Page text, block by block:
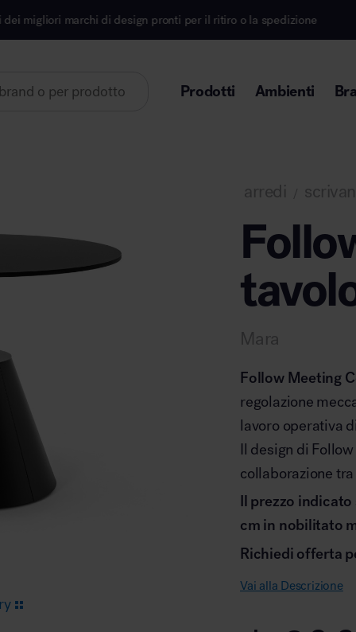
di design pronti per il ritiro o la spedizione
Prodotti Ambienti
Area direzionale
Arredo area reception
arredi
Mara
Follow Meeting
regolazione
lavoro operativa
Il design di
collaborazione
Il prezzo
cm in nobilitato
Richiedi offerta
Vai alla Descrizione